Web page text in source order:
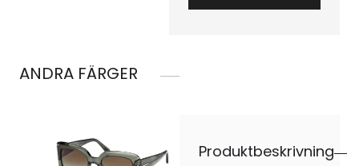
ANDRA FÄRGER
Produktbeskrivning